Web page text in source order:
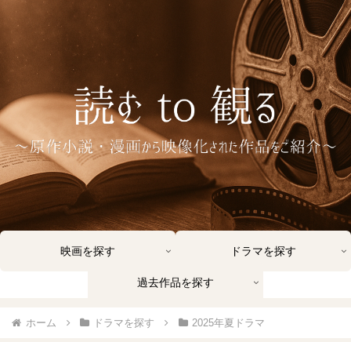
映画を探す ドラマを探す
過去作品を探す
ホーム ドラマを探す 2025年夏ドラマ